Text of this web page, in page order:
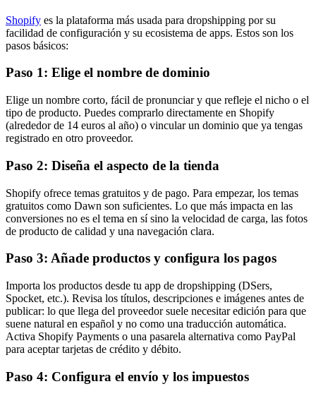
Shopify es la plataforma más usada para dropshipping por su
facilidad de configuración y su ecosistema de apps. Estos son los
pasos básicos:
Paso 1: Elige el nombre de dominio
Elige un nombre corto, fácil de pronunciar y que refleje el nicho o el
tipo de producto. Puedes comprarlo directamente en Shopify
(alrededor de 14 euros al año) o vincular un dominio que ya tengas
registrado en otro proveedor.
Paso 2: Diseña el aspecto de la tienda
Shopify ofrece temas gratuitos y de pago. Para empezar, los temas
gratuitos como Dawn son suficientes. Lo que más impacta en las
conversiones no es el tema en sí sino la velocidad de carga, las fotos
de producto de calidad y una navegación clara.
Paso 3: Añade productos y configura los pagos
Importa los productos desde tu app de dropshipping (DSers,
Spocket, etc.). Revisa los títulos, descripciones e imágenes antes de
publicar: lo que llega del proveedor suele necesitar edición para que
suene natural en español y no como una traducción automática.
Activa Shopify Payments o una pasarela alternativa como PayPal
para aceptar tarjetas de crédito y débito.
Paso 4: Configura el envío y los impuestos